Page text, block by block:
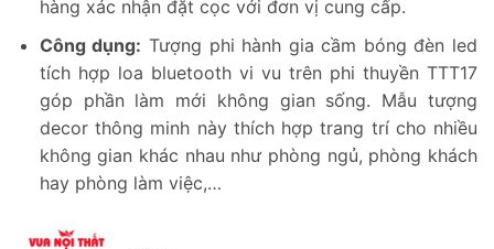
hàng xác nhận đặt cọc với đơn vị cung cấp.
Công dụng: Tượng phi hành gia cầm bóng đèn led
tích hợp loa bluetooth vi vu trên phi thuyền TTT17
góp phần làm mới không gian sống. Mẫu tượng
decor thông minh này thích hợp trang trí cho nhiều
không gian khác nhau như phòng ngủ, phòng khách
hay phòng làm việc,…